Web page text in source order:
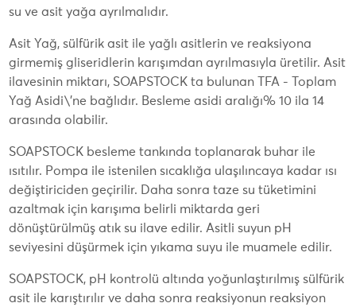
su ve asit yağa ayrılmalıdır.
Asit Yağ, sülfürik asit ile yağlı asitlerin ve reaksiyona
girmemiş gliseridlerin karışımdan ayrılmasıyla üretilir. Asit
ilavesinin miktarı, SOAPSTOCK ta bulunan TFA - Toplam
Yağ Asidi\'ne bağlıdır. Besleme asidi aralığı% 10 ila 14
arasında olabilir.
SOAPSTOCK besleme tankında toplanarak buhar ile
ısıtılır. Pompa ile istenilen sıcaklığa ulaşılıncaya kadar ısı
değiştiriciden geçirilir. Daha sonra taze su tüketimini
azaltmak için karışıma belirli miktarda geri
dönüştürülmüş atık su ilave edilir. Asitli suyun pH
seviyesini düşürmek için yıkama suyu ile muamele edilir.
SOAPSTOCK, pH kontrolü altında yoğunlaştırılmış sülfürik
asit ile karıştırılır ve daha sonra reaksiyonun reaksiyon